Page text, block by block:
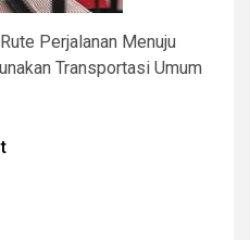
Perjalanan Menuju
Transportasi Umum